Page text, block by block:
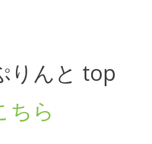
りんと top
ちら